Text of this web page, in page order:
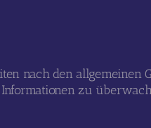
nach den
zu